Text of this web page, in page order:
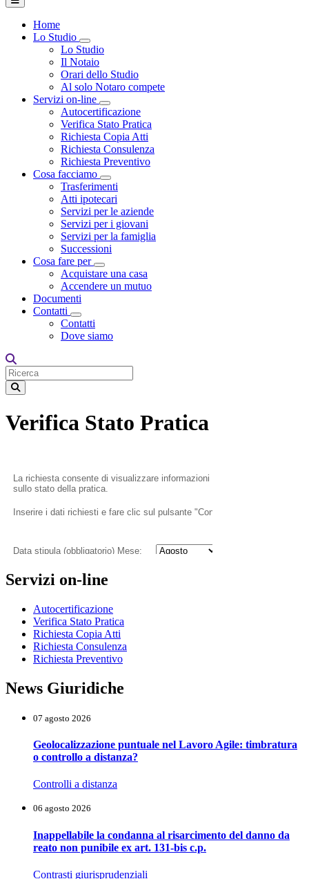
Home
Lo Studio
Toggle Dropdown
Lo Studio
Il Notaio
Orari dello Studio
Al solo Notaro compete
Servizi on-line
Toggle Dropdown
Autocertificazione
Verifica Stato Pratica
Richiesta Copia Atti
Richiesta Consulenza
Richiesta Preventivo
Cosa facciamo
Toggle Dropdown
Trasferimenti
Atti ipotecari
Servizi per le aziende
Servizi per i giovani
Servizi per la famiglia
Successioni
Cosa fare per
Toggle Dropdown
Acquistare una casa
Accendere un mutuo
Documenti
Contatti
Toggle Dropdown
Contatti
Dove siamo
Verifica Stato Pratica
Servizi on-line
Autocertificazione
Verifica Stato Pratica
Richiesta Copia Atti
Richiesta Consulenza
Richiesta Preventivo
News Giuridiche
07 agosto 2026
Geolocalizzazione puntuale nel Lavoro Agile: timbratura
o controllo a distanza?
Controlli a distanza
06 agosto 2026
Inappellabile la condanna al risarcimento del danno da
reato non punibile ex art. 131-bis c.p.
Contrasti giurisprudenziali